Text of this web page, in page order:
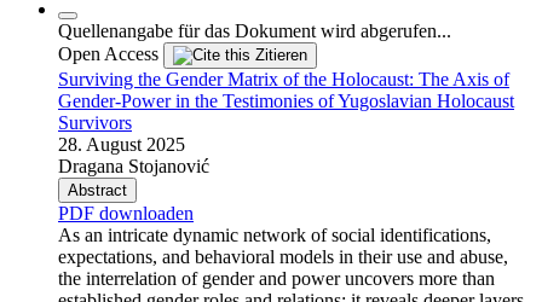
Quellenangabe für das Dokument wird abgerufen...
Open Access
Zitieren
Surviving the Gender Matrix of the Holocaust: The Axis of
Gender-Power in the Testimonies of Yugoslavian Holocaust
Survivors
28. August 2025
Dragana Stojanović
Abstract
PDF downloaden
As an intricate dynamic network of social identifications,
expectations, and behavioral models in their use and abuse,
the interrelation of gender and power uncovers more than